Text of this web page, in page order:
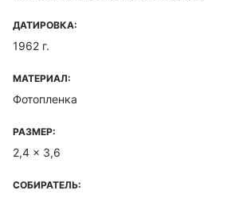
ДАТИРОВКА:
1962 г.
МАТЕРИАЛ:
Фотопленка
РАЗМЕР:
2,4 x 3,6
СОБИРАТЕЛЬ: